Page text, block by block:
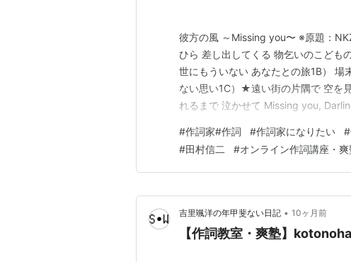
彼方の風 ～Missing you〜 ※原題：
ひら 差し出してくる 物乞いのこども
世にもういない あなたとの旅1B） 場
ない思い1C）★遠い街の片隅で 空を
れるまで 泣かせて Missing you,
かり2B） ふと肩を抱く 風にまどろむ
#作詞家#作詞 #作詞家になりたい #
#田村信二 #オンライン作詞講座・爽
吉里颯洋の年甲斐ない日記 • 10ヶ月前
【作詞教室・爽塾】